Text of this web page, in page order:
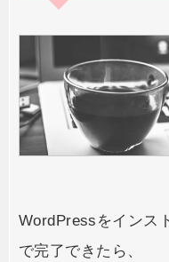
WordPressをインス
で完了できたら、